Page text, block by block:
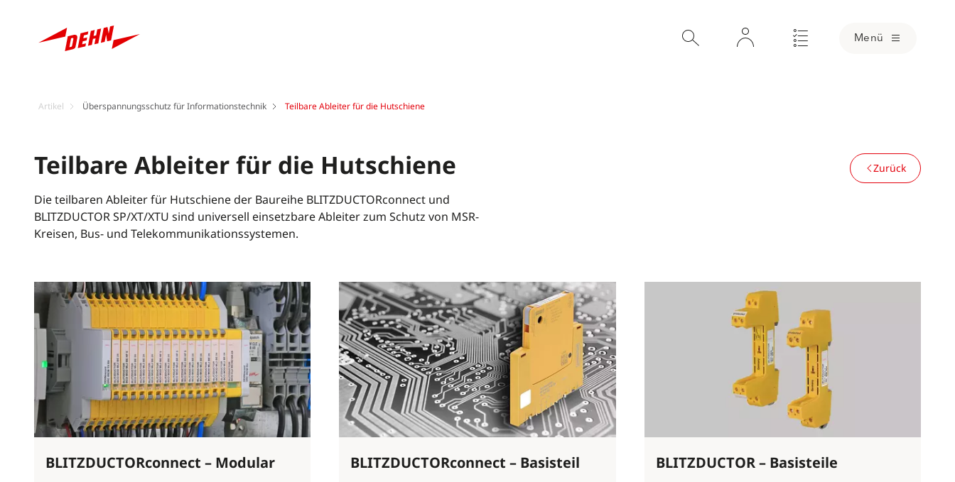
Menü
Artikel Überspannungsschutz für Informationstechnik Teilbare Ableiter für die Hutschiene
Teilbare Ableiter für die Hutschiene
Die teilbaren Ableiter für Hutschiene der Baureihe BLITZDUCTORconnect und
BLITZDUCTOR SP/XT/XTU sind universell einsetzbare Ableiter zum Schutz von MSR-
Kreisen, Bus- und Telekommunikationssystemen.
Zurück
BLITZDUCTORconnect – Modular BLITZDUCTORconnect – Basisteil BLITZDUCTOR – Basisteile